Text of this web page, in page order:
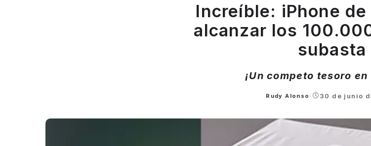
Increíble: iPhone de
alcanzar los
subasta
¡Un competo tesoro
Posted
Rudy Alonso 30 de junio